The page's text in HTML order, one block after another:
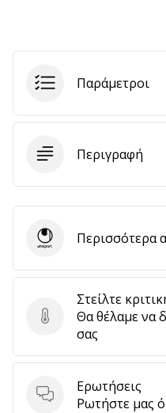
άρθρων Παράμετροι
Περιγραφή
Στείλτε κριτική
Στείλτε
Θα θέλαμε να
σας
Ερωτήσεις
Ερωτήσεις
Ρωτήστε μας
UhlsportΠερισσότερα